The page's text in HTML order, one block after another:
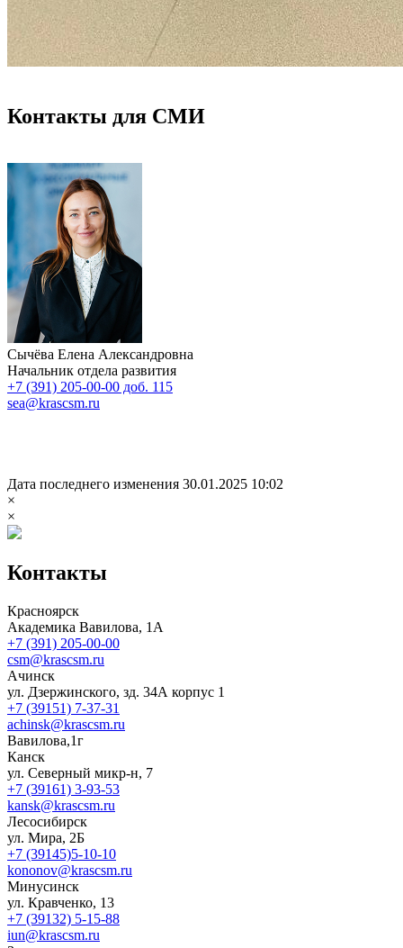
Контакты для СМИ
Сычёва Елена Александровна
Начальник отдела развития
+7 (391) 205-00-00 доб. 115
sea@krascsm.ru
Дата последнего изменения 30.01.2025 10:02
×
×
Контакты
Красноярск
Академика Вавилова, 1А
+7 (391) 205-00-00
csm@krascsm.ru
Ачинск
ул. Дзержинского, зд. 34А корпус 1
+7 (39151) 7-37-31
achinsk@krascsm.ru
Вавилова,1г
Канск
ул. Северный микр-н, 7
+7 (39161) 3-93-53
kansk@krascsm.ru
Лесосибирск
ул. Мира, 2Б
+7 (39145)5-10-10
kononov@krascsm.ru
Минусинск
ул. Кравченко, 13
+7 (39132) 5-15-88
iun@krascsm.ru